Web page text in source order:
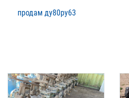
продам ду80ру63